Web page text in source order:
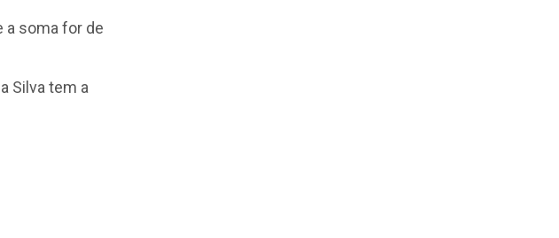
a soma for de
Silva tem a